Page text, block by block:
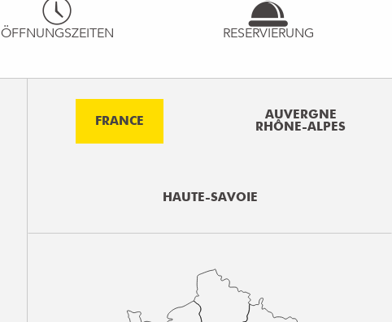
ÖFFNUNGSZEITEN RESERVIERUNG
FRANCE
AUVERGNE
RHÔNE-ALPES
HAUTE-SAVOIE